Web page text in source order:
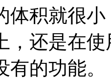
体积就很
，还是在
的功能。